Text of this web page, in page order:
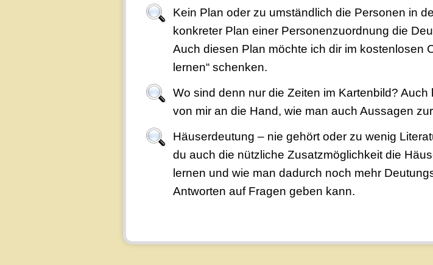
Kein Plan oder zu umständlich die Personen in
konkreter Plan einer Personenzuordnung die
Auch diesen Plan möchte ich dir im kostenlosen
lernen“ schenken.
Wo sind denn nur die Zeiten im Kartenbild?
von mir an die Hand, wie man auch Aussagen
Häuserdeutung – nie gehört oder zu wenig
du auch die nützliche Zusatzmöglichkeit die
lernen und wie man dadurch noch mehr
Antworten auf Fragen geben kann.